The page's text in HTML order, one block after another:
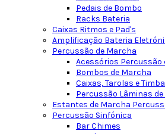
Pedais de Bombo
Racks Bateria
Caixas Ritmos e Pad's
Amplificação Bateria
Percussão de Marcha
Acessórios Percussão
Bombos de Marcha
Caixas, Tarolas e
Percussão Lâminas
Estantes de Marcha
Percussão Sinfónica
Bar Chimes